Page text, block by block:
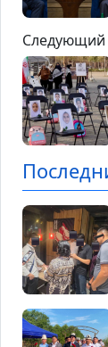
Следующий